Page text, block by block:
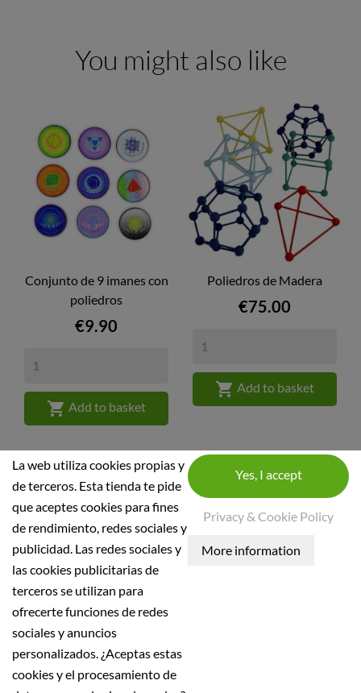
You might also like
Conjunto de 9 imanes con
poliedros
Price
€9.90
 Add to basket
Poliedros de Madera
Price
€75.00
 Add to basket
STORE INFORMATION
INFORMATION
Condiciones generales
Política de seguridad
Aviso Legal
Política de Privacidad
La web utiliza cookies propias y
de terceros. Esta tienda te pide
que aceptes cookies para fines
de rendimiento, redes sociales y
publicidad. Las redes sociales y
las cookies publicitarias de
terceros se utilizan para
ofrecerte funciones de redes
sociales y anuncios
personalizados. ¿Aceptas estas
cookies y el procesamiento de
Privacy & Cookie Policy